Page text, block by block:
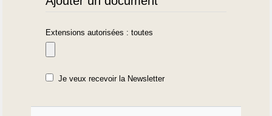
Extensions autorisées : toutes
Je veux recevoir la Newsletter